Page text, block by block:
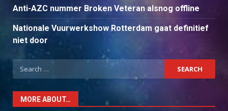
Anti-AZC nummer Broken Veteran alsnog offline
Nationale Vuurwerkshow Rotterdam gaat definitief
niet door
Search
for:
MORE ABOUT…